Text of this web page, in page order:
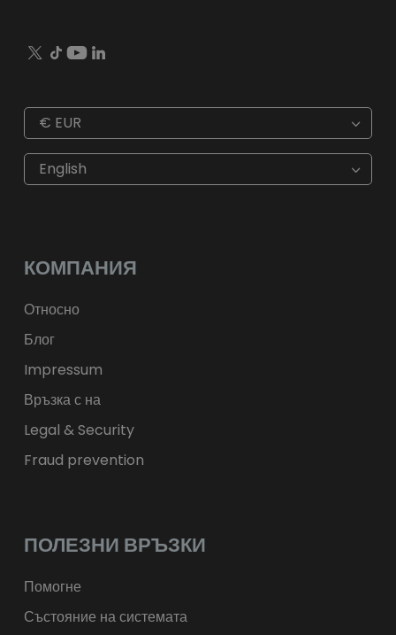
€ EUR
€ EUR
$ USD
ft HUF
zł PLN
kr SEK
fr. CHF
English
КОМПАНИЯ
Относно
Блог
Impressum
Връзка с на
Legal & Security
Fraud prevention
ПОЛЕЗНИ ВРЪЗКИ
Помогне
Състояние на системата